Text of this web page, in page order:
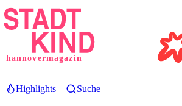
Direkt
zum
hannovermagazin
Highlights Suche